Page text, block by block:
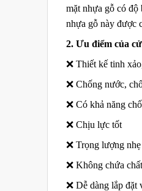
mặt nhựa gỗ có độ
nhựa gỗ này được
2. Ưu điểm của
❌ Thiết kế tinh
❌ Chống nước,
❌ Có khả năng
❌ Chịu lực tốt
❌ Trọng lượng
❌ Không chứa
❌ Dễ dàng lắp đặt